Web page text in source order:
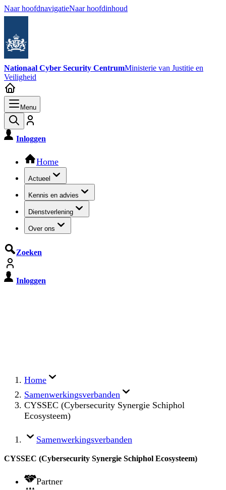
Naar hoofdnavigatieNaar hoofdinhoud
Nationaal Cyber Security CentrumMinisterie van Justitie en
Veiligheid
Menu
Inloggen
Hoofdnavigatie
Home
Actueel
Kennis en advies
Dienstverlening
Over ons
Zoeken
Inloggen
Home
Samenwerkingsverbanden
CYSSEC (Cybersecurity Synergie Schiphol
Ecosysteem)
Samenwerkingsverbanden
CYSSEC (Cybersecurity Synergie Schiphol Ecosysteem)
Partner